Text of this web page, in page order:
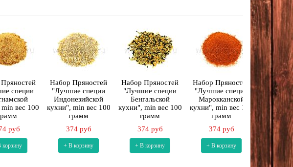
специи
вес 100
руб
корзину
Набор Пряностей
"Лучшие специи
Индонезийской
кухни", min вес 100
грамм
374 руб
+ В корзину
Набор Пряностей
"Лучшие специи
Бенгальской
кухни", min вес 100
грамм
374 руб
+ В корзину
Набор Пряностей
"Лучшие специи
Марокканской
кухни", min вес 100
грамм
374 руб
+ В корзину
Набор
min вес
+ В